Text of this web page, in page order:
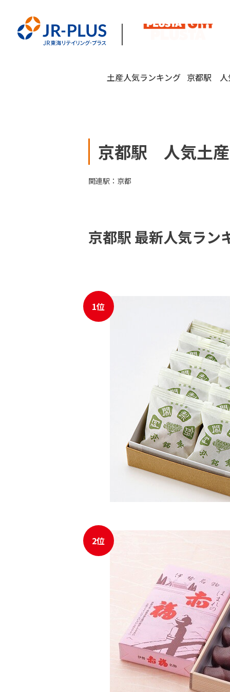
JR東海MARKET
JR東海MARKET 楽天
JR東海MARKET
土産人気ランキング 京都駅 人
京都駅 人気土
関連駅： 京都
京都駅 最新人気ラ
1位
2位